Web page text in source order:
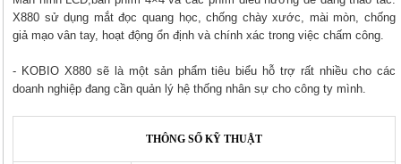
X880 sử dụng mắt đọc quang học, chống chày xước, mài mòn, chống
giả mạo vân tay, hoạt động ổn định và chính xác trong việc chấm công.
- KOBIO X880 sẽ là một sản phẩm tiêu biểu hỗ trợ rất nhiều cho các
doanh nghiệp đang cần quản lý hệ thống nhân sự cho công ty mình.
THÔNG SỐ KỸ THUẬT